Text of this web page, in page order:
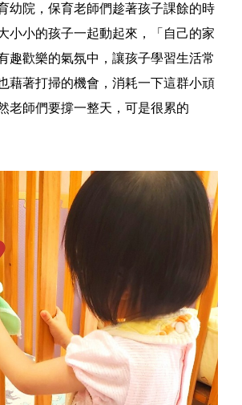
幼院，保育老師們趁著孩子課餘的時
小小的孩子一起動起來，「自己的家
趣歡樂的氣氛中，讓孩子學習生活常
藉著打掃的機會，消耗一下這群小頑
老師們要撐一整天，可是很累的